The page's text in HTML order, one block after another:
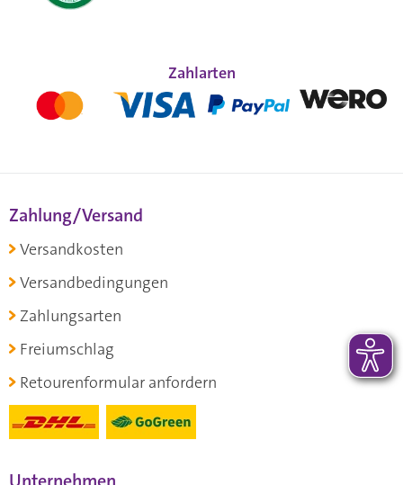
Zahlarten
Zahlung/Versand
Versandkosten
Versandbedingungen
Zahlungsarten
Freiumschlag
Retourenformular anfordern